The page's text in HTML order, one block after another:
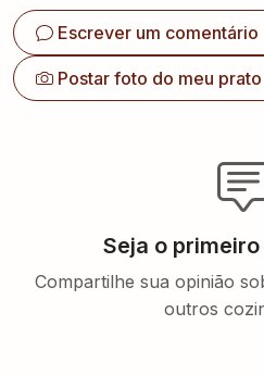
Escrever um comentário
Postar foto do meu prato
Seja o
Compartilhe sua opinião
outros